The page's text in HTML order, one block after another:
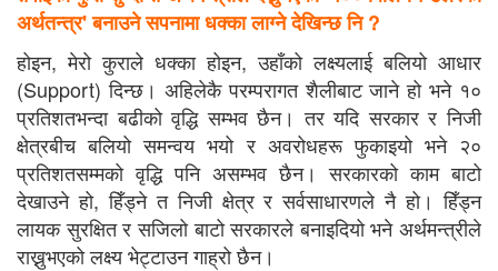
अर्थतन्त्र' बनाउने सपनामा धक्का लाग्ने देखिन्छ नि ?
होइन, मेरो कुराले धक्का होइन, उहाँको लक्ष्यलाई बलियो आधार
(Support) दिन्छ। अहिलेकै परम्परागत शैलीबाट जाने हो भने १०
प्रतिशतभन्दा बढीको वृद्धि सम्भव छैन। तर यदि सरकार र निजी
क्षेत्रबीच बलियो समन्वय भयो र अवरोधहरू फुकाइयो भने २०
प्रतिशतसम्मको वृद्धि पनि असम्भव छैन। सरकारको काम बाटो
देखाउने हो, हिँड्ने त निजी क्षेत्र र सर्वसाधारणले नै हो। हिँड्न
लायक सुरक्षित र सजिलो बाटो सरकारले बनाइदियो भने अर्थमन्त्रीले
राख्नुभएको लक्ष्य भेट्टाउन गाह्रो छैन।